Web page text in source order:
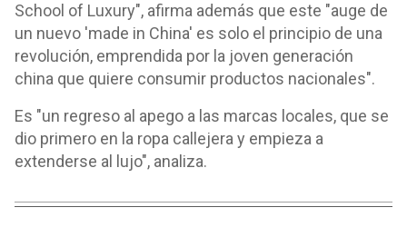
School of Luxury", afirma además que este "auge de
un nuevo 'made in China' es solo el principio de una
revolución, emprendida por la joven generación
china que quiere consumir productos nacionales".
Es "un regreso al apego a las marcas locales, que se
dio primero en la ropa callejera y empieza a
extenderse al lujo", analiza.